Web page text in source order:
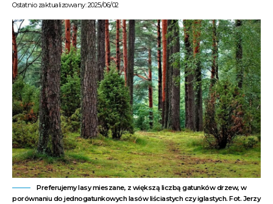
Ostatnio zaktualizowany: 2025/06/02
Preferujemy lasy mieszane, z większą liczbą gatunków drzew, w
porównaniu do jednogatunkowych lasów liściastych czy iglastych. Fot. Jerzy